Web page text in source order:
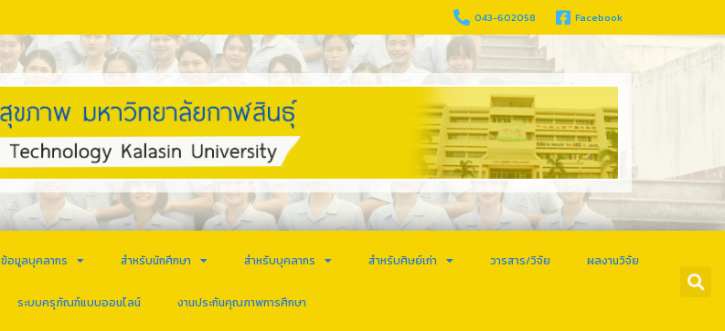
043-602058 Facebook
ข้อมูลบุคลากร สำหรับนักศึกษา สำหรับบุคลากร สำหรับศิษย์เก่า วารสาร/วิจัย ผลงานวิจัย
ระบบครุภัณฑ์แบบออนไลน์ งานประกันคุณภาพการศึกษา